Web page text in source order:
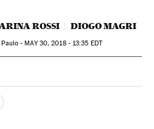
ROSSI DIOGO MAGRI
Paulo -MAY30, 2018 - 13:35 EDT
Sociales